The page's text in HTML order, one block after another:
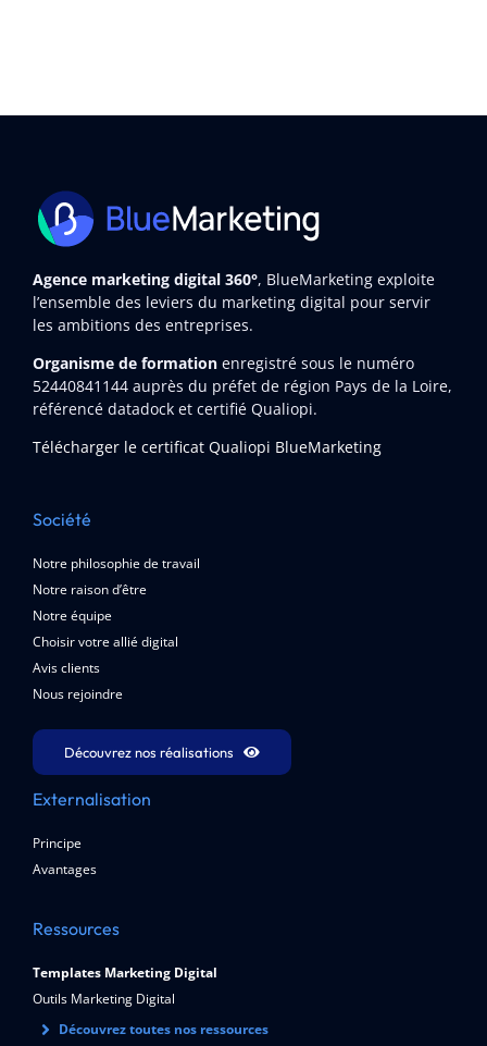
Agence marketing digital 360°, BlueMarketing exploite
l’ensemble des leviers du marketing digital pour servir
les ambitions des entreprises.
Organisme de formation enregistré sous le numéro
52440841144auprès du préfet de région Pays de la Loire,
référencé datadock et certifié Qualiopi.
Télécharger le certificat Qualiopi BlueMarketing
Société
Notre philosophie de travail
Notre raison d’être
Notre équipe
Choisir votre allié digital
Avis clients
Nous rejoindre
Découvrez nos réalisations
Externalisation
Principe
Avantages
Ressources
Templates Marketing Digital
Outils Marketing Digital
Découvrez toutes nos ressources